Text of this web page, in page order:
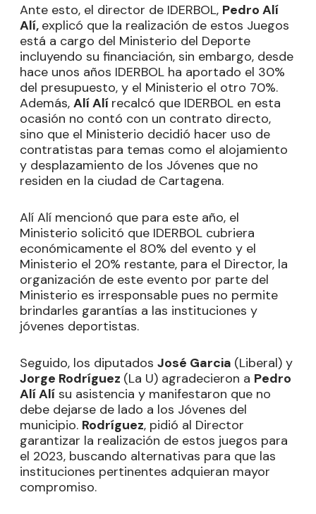
Ante esto, el director de IDERBOL, Pedro Alí
Alí, explicó que la realización de estos Juegos
está a cargo del Ministerio del Deporte
incluyendo su financiación, sin embargo, desde
hace unos años IDERBOL ha aportado el 30%
del presupuesto, y el Ministerio el otro 70%.
Además, Alí Alí recalcó que IDERBOL en esta
ocasión no contó con un contrato directo,
sino que el Ministerio decidió hacer uso de
contratistas para temas como el alojamiento
y desplazamiento de los Jóvenes que no
residen en la ciudad de Cartagena.
Alí Alí mencionó que para este año, el
Ministerio solicitó que IDERBOL cubriera
económicamente el 80% del evento y el
Ministerio el 20% restante, para el Director, la
organización de este evento por parte del
Ministerio es irresponsable pues no permite
brindarles garantías a las instituciones y
jóvenes deportistas.
Seguido, los diputados José Garcia (Liberal) y
Jorge Rodríguez (La U) agradecieron a Pedro
Alí Alí su asistencia y manifestaron que no
debe dejarse de lado a los Jóvenes del
municipio. Rodríguez, pidió al Director
garantizar la realización de estos juegos para
el 2023, buscando alternativas para que las
instituciones pertinentes adquieran mayor
compromiso.